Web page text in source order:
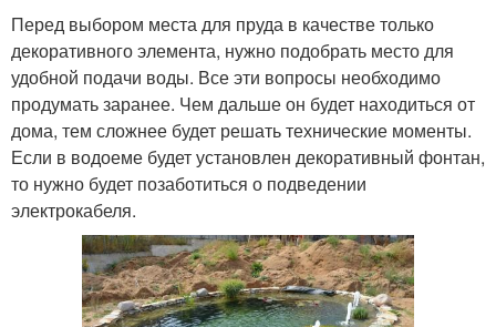
Перед выбором места для пруда в качестве только
декоративного элемента, нужно подобрать место для
удобной подачи воды. Все эти вопросы необходимо
продумать заранее. Чем дальше он будет находиться от
дома, тем сложнее будет решать технические моменты.
Если в водоеме будет установлен декоративный фонтан,
то нужно будет позаботиться о подведении
электрокабеля.